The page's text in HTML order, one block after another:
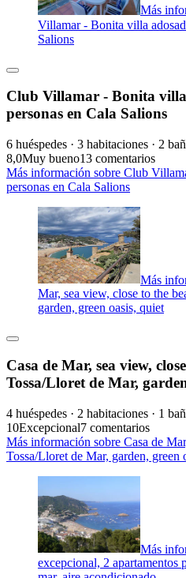
Más
Villamar - Bonita villa
Salions
Club Villamar - Bonita
personas en Cala Salions
6 huéspedes · 3 habitaciones · 2
8,0Muy bueno13 comentarios
Más información sobre Club
personas en Cala Salions
Más
Mar, sea view, close to the
garden, green oasis, quiet
Casa de Mar, sea view,
Tossa/Lloret de Mar,
4 huéspedes · 2 habitaciones · 1
10Excepcional7 comentarios
Más información sobre Casa de
Tossa/Lloret de Mar, garden, green
Más
excepcional, 2 apartamentos